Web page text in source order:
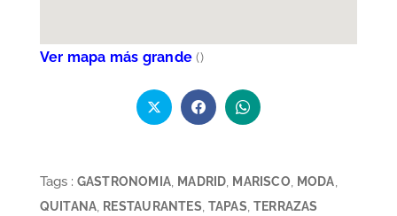
Ver mapa más grande ()
Tags : GASTRONOMIA, MADRID, MARISCO, MODA,
QUITANA, RESTAURANTES, TAPAS, TERRAZAS